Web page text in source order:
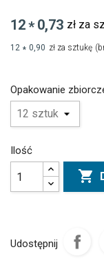
12* 0,73 zł za
12 * 0,90 zł za sztukę
Opakowanie
Ilość

Udostępnij